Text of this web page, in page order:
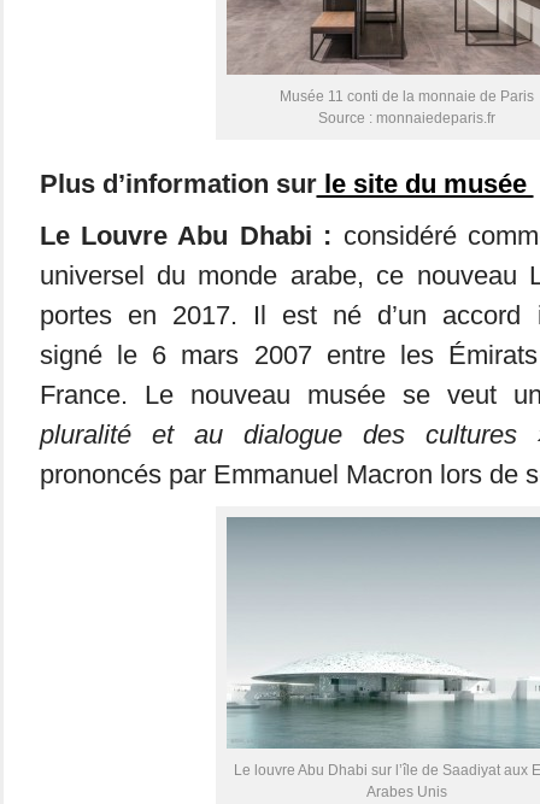
Musée 11 conti de la monnaie de Paris
Source : monnaiedeparis.fr
Plus d’information surle site du musée
Le Louvre Abu Dhabi : considéré
universel du monde arabe, ce nouveau
portes en 2017. Il est né d’un accord
signé le 6 mars 2007 entre les
France. Le nouveau musée se veut
pluralité et au dialogue des cultures
prononcés par Emmanuel Macron lors de
Le louvre Abu Dhabi sur l’île de Saadiyat aux
Arabes Unis